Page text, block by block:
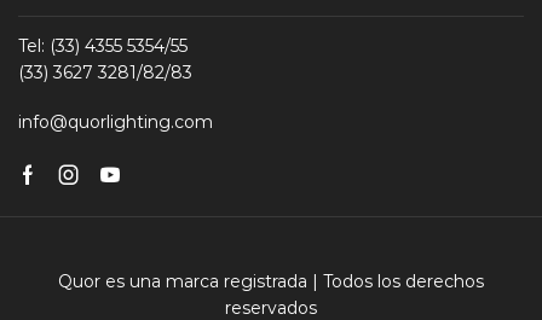
Tel: (33) 4355 5354/55
(33) 3627 3281/82/83
info@quorlighting.com
Facebook
Instagram
Youtube
Quor es una marca registrada | Todos los derechos
reservados